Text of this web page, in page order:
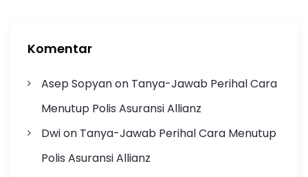
Komentar
Asep Sopyanon Tanya-Jawab Perihal Cara
Menutup Polis Asuransi Allianz
Dwion Tanya-Jawab Perihal Cara Menutup
Polis Asuransi Allianz